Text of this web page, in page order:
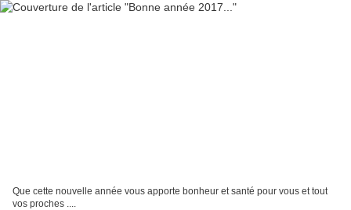
Que cette nouvelle année vous apporte bonheur et santé pour vous et tout
vos proches ....